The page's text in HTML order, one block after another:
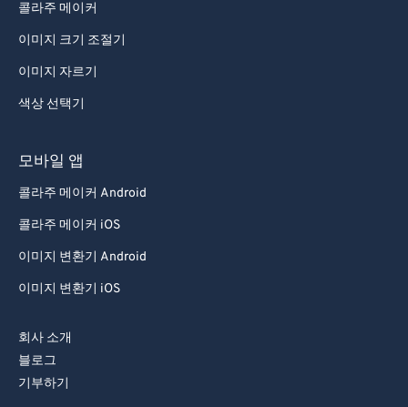
콜라주 메이커
이미지 크기 조절기
이미지 자르기
색상 선택기
모바일 앱
콜라주 메이커 Android
콜라주 메이커 iOS
이미지 변환기 Android
이미지 변환기 iOS
회사 소개
블로그
기부하기